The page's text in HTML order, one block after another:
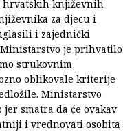
hrvatskih književnih
za djecu i
i zajednički
je prihvatilo
strukovnim
oblikovale kriterije
Ministarstvo
smatra da će ovakav
i vrednovati osobita